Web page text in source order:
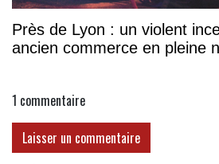
Près de Lyon : un violent
ancien commerce en pleine
1 commentaire
Laisser un commentaire